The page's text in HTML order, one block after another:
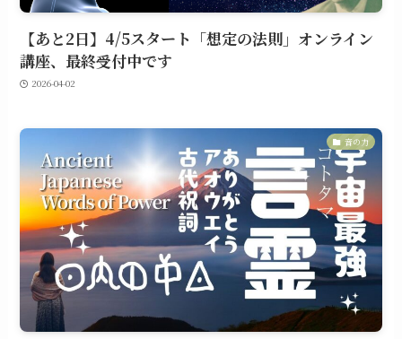
【あと2日】4/5スタート「想定の法則」オンライン
講座、最終受付中です
2026-04-02
音の力